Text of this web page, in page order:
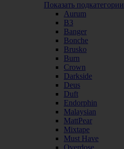
Показать подкатегории
Aurum
B3
Banger
Bonche
Brusko
Burn
Crown
Darkside
Deus
Duft
Endorphin
Malaysian
MattPear
Mixtape
Must Have
Overdose